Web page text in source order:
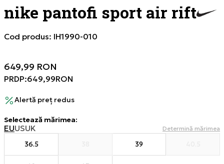
nike pantofi sport air rift
Cod produs: IH1990-010
649,99 RON
PRDP:649,99RON
Alertă preț redus
Selectează mărimea:
EUUSUK Determină mărimea
36.5 39